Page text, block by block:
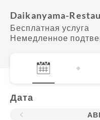
Daikanyama-
Бесплатная услуга
Немедленное
Дата